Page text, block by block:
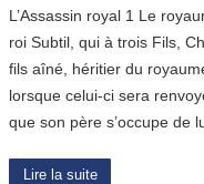
L’Assassin royal 1 Le
roi Subtil, qui à trois Fils,
fils aîné, héritier du
lorsque celui-ci sera
que son père s’occupe de
Lire la suite